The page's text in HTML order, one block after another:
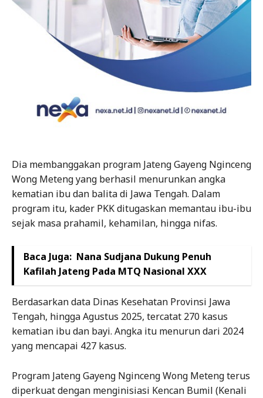
Dia membanggakan program Jateng Gayeng Nginceng
Wong Meteng yang berhasil menurunkan angka
kematian ibu dan balita di Jawa Tengah. Dalam
program itu, kader PKK ditugaskan memantau ibu-ibu
sejak masa prahamil, kehamilan, hingga nifas.
Baca Juga: Nana Sudjana Dukung Penuh
Kafilah Jateng Pada MTQ Nasional XXX
Berdasarkan data Dinas Kesehatan Provinsi Jawa
Tengah, hingga Agustus 2025, tercatat 270 kasus
kematian ibu dan bayi. Angka itu menurun dari 2024
yang mencapai 427 kasus.
Program Jateng Gayeng Nginceng Wong Meteng terus
diperkuat dengan menginisiasi Kencan Bumil (Kenali